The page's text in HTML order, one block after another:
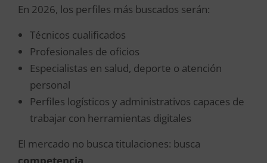
En 2026, los perfiles más buscados serán:
Técnicos cualificados
Profesionales de oficios
Especialistas en salud, deporte o atención
personal
Perfiles logísticos y administrativos capaces de
trabajar con herramientas digitales
El mercado no busca titulaciones: busca